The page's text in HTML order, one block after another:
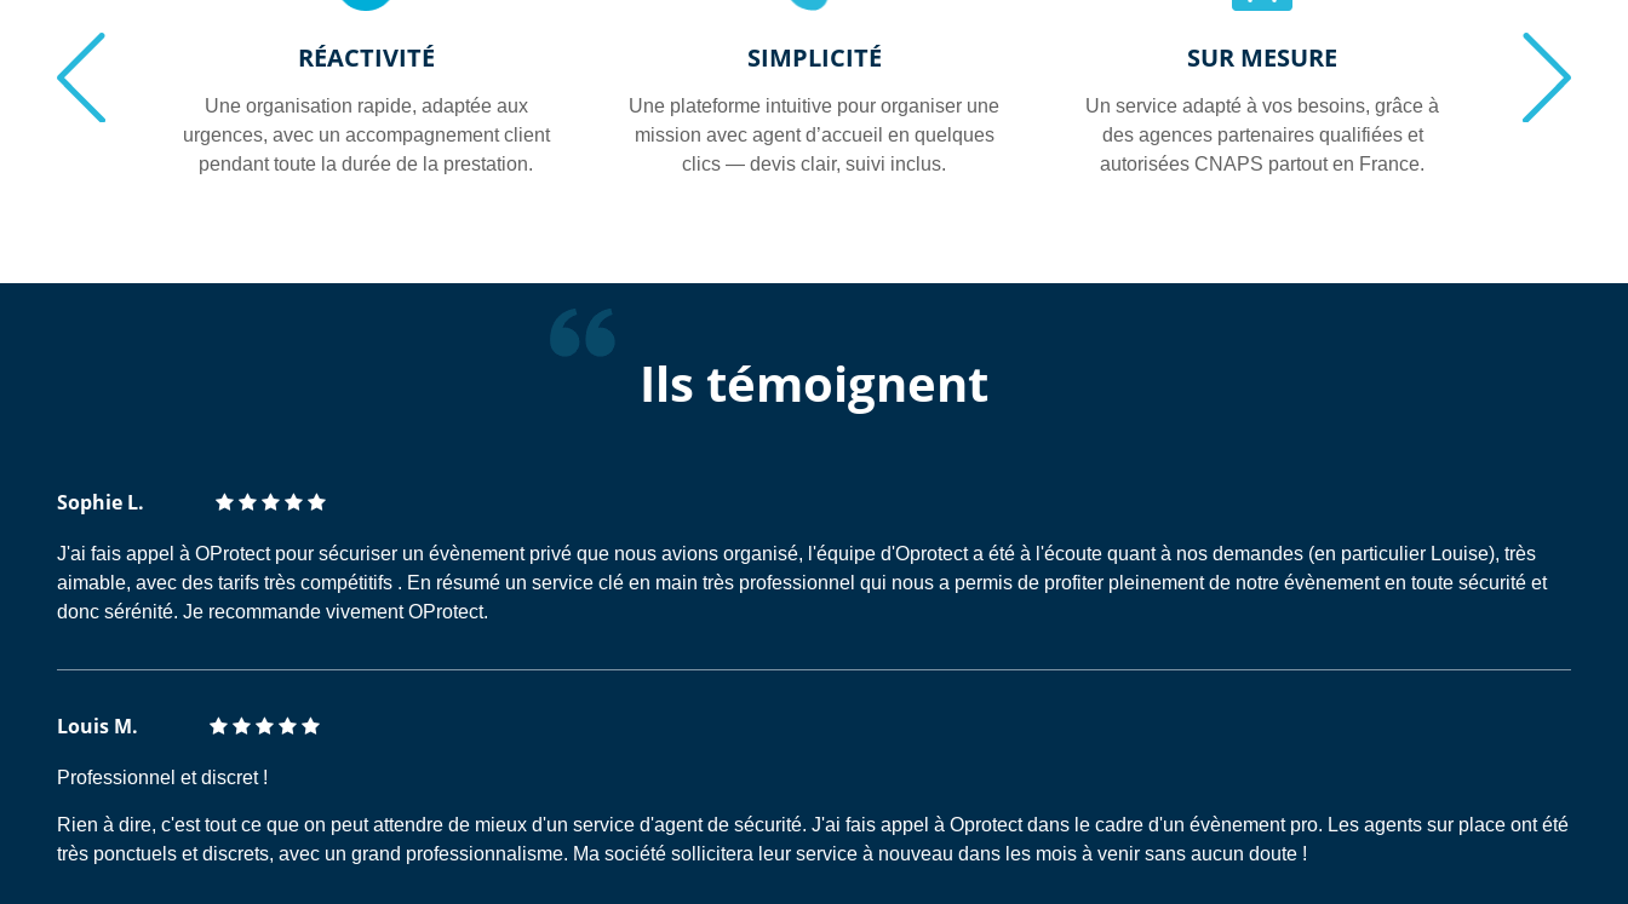
de
RÉACTIVITÉ
Une organisation rapide, adaptée aux
urgences, avec un accompagnement client
pendant toute la durée de la prestation.
SIMPLICITÉ
Une plateforme intuitive pour organiser une
mission avec agent d’accueil en quelques
clics — devis clair, suivi inclus.
SUR MESURE
Un service adapté à vos besoins, grâce à
des agences partenaires qualifiées et
autorisées CNAPS partout en France.
Des
Ils témoignent
Sophie L.
J'ai fais appel à OProtect pour sécuriser un évènement privé que nous avions organisé, l'équipe d'Oprotect a été à l'écoute quant à nos demandes (en particulier Louise), très
aimable, avec des tarifs très compétitifs . En résumé un service clé en main très professionnel qui nous a permis de profiter pleinement de notre évènement en toute sécurité et
donc sérénité. Je recommande vivement OProtect.
Louis M.
Professionnel et discret !
Rien à dire, c'est tout ce que on peut attendre de mieux d'un service d'agent de sécurité. J'ai fais appel à Oprotect dans le cadre d'un évènement pro. Les agents sur place ont été
très ponctuels et discrets, avec un grand professionnalisme. Ma société sollicitera leur service à nouveau dans les mois à venir sans aucun doute !